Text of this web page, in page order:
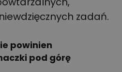
zadań.
powinien
pod górę